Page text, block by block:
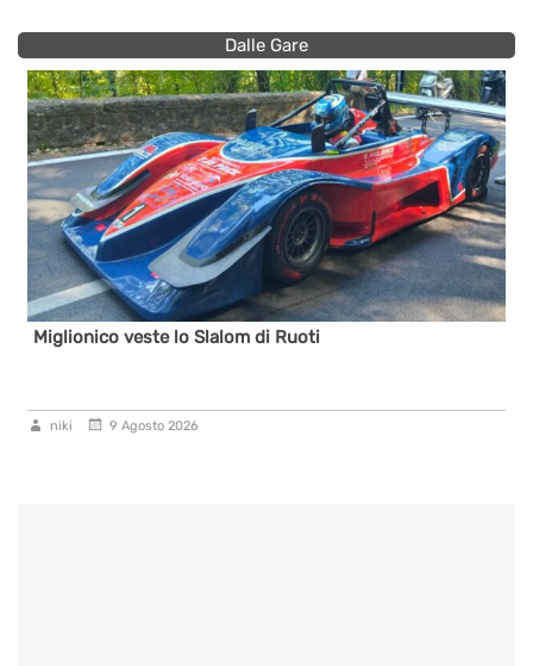
Dalle Gare
Miglionico veste lo Slalom di Ruoti
niki 9 Agosto 2026